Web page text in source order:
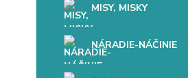
MISY, MISKY
NÁRADIE-NÁČINIE